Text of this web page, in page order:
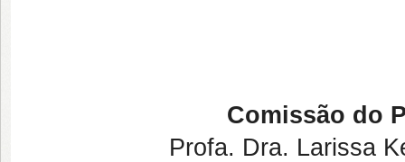
Comissão do
Profa. Dra. Larissa